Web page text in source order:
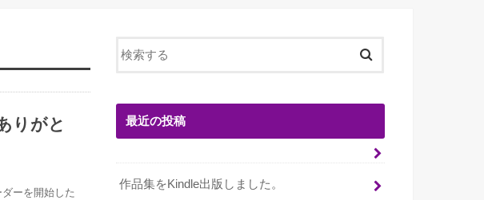
りがと
ーを開始した
最近の投稿
作品集をKindle出版しました。